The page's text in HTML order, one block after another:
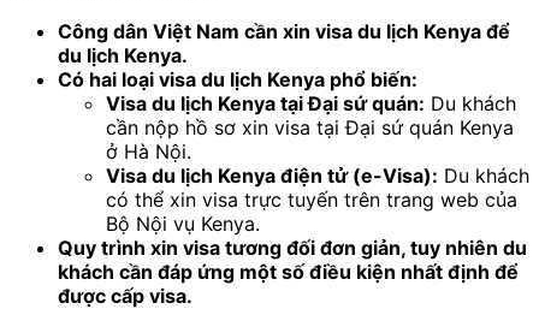
Công dân Việt Nam cần xin visa du lịch Kenya để
du lịch Kenya.
Có hai loại visa du lịch Kenya phổ biến:
Visa du lịch Kenya tại Đại sứ quán: Du khách
cần nộp hồ sơ xin visa tại Đại sứ quán Kenya
ở Hà Nội.
Visa du lịch Kenya điện tử (e-Visa): Du khách
có thể xin visa trực tuyến trên trang web của
Bộ Nội vụ Kenya.
Quy trình xin visa tương đối đơn giản, tuy nhiên du
khách cần đáp ứng một số điều kiện nhất định để
được cấp visa.